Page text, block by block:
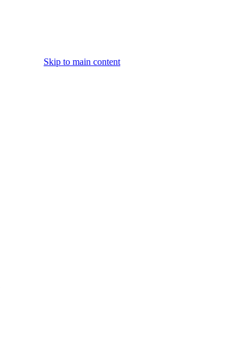
Skip to main content